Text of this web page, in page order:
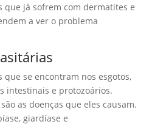
que já sofrem com dermatites e
a ver o problema
que se encontram nos esgotos,
intestinais e protozoários.
as doenças que eles causam.
giardíase e